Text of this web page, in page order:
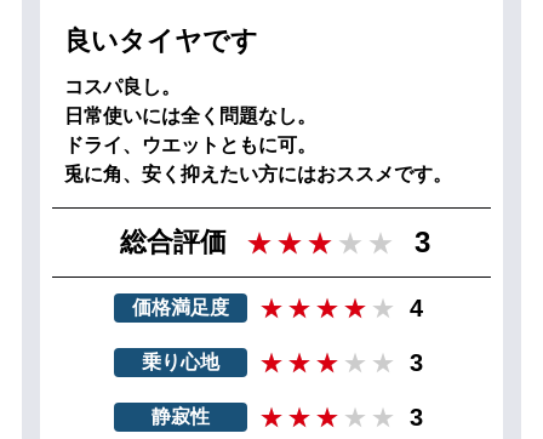
良いタイヤです
コスパ良し。
日常使いには全く問題なし。
ドライ、ウエットともに可。
兎に角、安く抑えたい方にはおススメです。
総合評価 3
価格満足度 4
乗り心地 3
静寂性 3